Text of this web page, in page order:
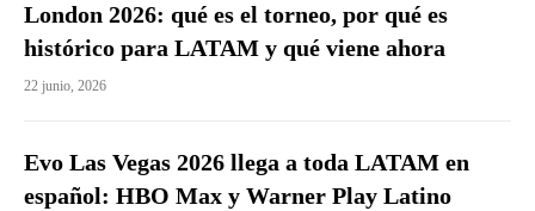
London 2026: qué es el torneo, por qué es
histórico para LATAM y qué viene ahora
22 junio, 2026
Evo Las Vegas 2026 llega a toda LATAM en
español: HBO Max y Warner Play Latino